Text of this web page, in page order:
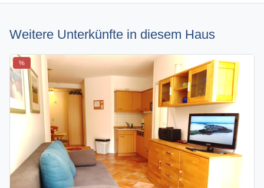
Weitere Unterkünfte in diesem Haus
%